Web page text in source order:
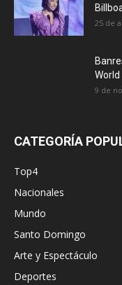
25 de
World
9 de
CATEGORÍA
Top4
Nacionales
Mundo
Santo Domingo
Arte y Espectáculo
Deportes